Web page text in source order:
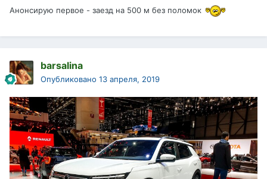
Анонсирую первое - заезд на 500 м без поломок
barsalina
Опубликовано 13 апреля, 2019